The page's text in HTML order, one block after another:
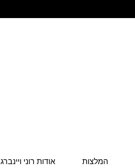
המלצות אודות רוני